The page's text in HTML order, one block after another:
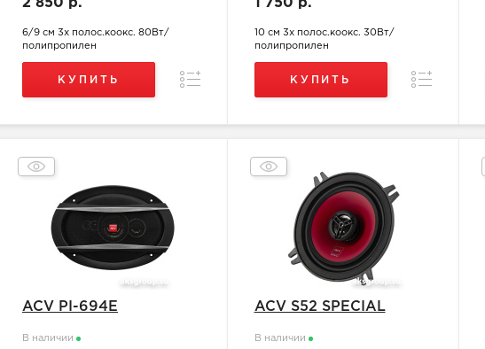
2 850 р.
6/9 см 3х полос.коокс. 80Вт/
полипропилен
КУПИТЬ Сравнение
1 750 р.
10 см 3х полос.коокс. 30Вт/
полипропилен
КУПИТЬ Сравнение
ACV PI-694E
В наличии
ACV S52 SPECIAL
В наличии